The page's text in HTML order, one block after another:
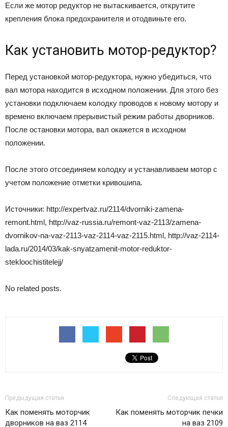
Если же мотор редуктор не вытаскивается, открутите
крепления блока предохранителя и отодвиньте его.
Как установить мотор-редуктор?
Перед установкой мотор-редуктора, нужно убедиться, что
вал мотора находится в исходном положении. Для этого без
установки подключаем колодку проводов к новому мотору и
времено включаем прерывистый режим работы дворников.
После остановки мотора, вал окажется в исходном
положении.
После этого отсоединяем колодку и устанавливаем мотор с
учетом положение отметки кривошипа.
Источники: http://expertvaz.ru/2114/dvorniki-zamena-
remont.html, http://vaz-russia.ru/remont-vaz-2113/zamena-
dvornikov-na-vaz-2113-vaz-2114-vaz-2115.html, http://vaz-2114-
lada.ru/2014/03/kak-snyatzamenit-motor-reduktor-
stekloochistitelejj/
No related posts.
Предыдущая статья
Как поменять моторчик
дворников на ваз 2114
Следующая статья
Как поменять моторчик печки
на ваз 2109